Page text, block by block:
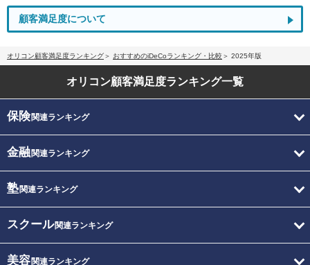
顧客満足度について
オリコン顧客満足度ランキング おすすめのiDeCoランキング・比較 2025年版
オリコン顧客満足度ランキング一覧
保険関連ランキング
金融関連ランキング
塾関連ランキング
スクール関連ランキング
美容関連ランキング